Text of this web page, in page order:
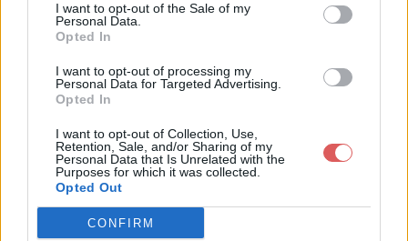
I want to opt-out of the Sale of my
Personal Data.
Opted In
I want to opt-out of processing my
Personal Data for Targeted Advertising.
Opted In
I want to opt-out of Collection, Use,
Retention, Sale, and/or Sharing of my
Personal Data that Is Unrelated with the
Purposes for which it was collected.
Opted Out
CONFIRM
Télécharger le fichier A COMPLE
TER Du 07 Mars 2011 au 11 Mars
2011 Gpe 7a.docx
Télécharger A COMPLETER Du 07
Mars 2011 au 11 Mars 2011 Gpe 7a.
docx